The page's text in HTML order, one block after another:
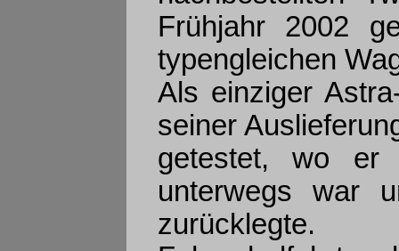
Frühjahr 2002
typengleichen
Als einziger
seiner
getestet, wo er
unterwegs war
zurücklegte.